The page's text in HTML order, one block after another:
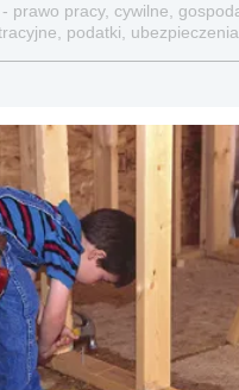
prawo pracy, cywilne,
podatki, ubezpieczenia